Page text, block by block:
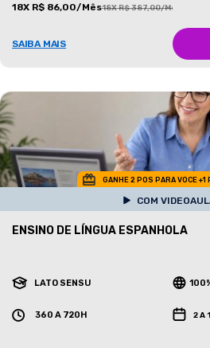
18X R$ 86,00/Mês18X R$ 387,00/Mês
SAIBA MAIS
GANHE 2 POS PARA VOCE +1
COM
ENSINO DE LÍNGUA ESPANHOLA
LATO SENSU
360 A 720H 2 A